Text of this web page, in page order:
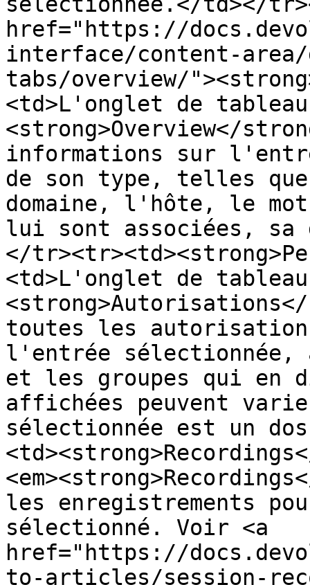
href="https://
interface/content-area/
tabs/overview/
<td>L'onglet de tableau
<strong>Overview</
informations sur
de son type, telles
domaine, l'hôte, le
lui sont associées, sa
</
<td>L'onglet de tableau
toutes les
l'entrée
et les groupes qui en
affichées peuvent
sélectionnée est un
les enregistrements
sélectionné. Voir <a
href="https://
to-articles/session-